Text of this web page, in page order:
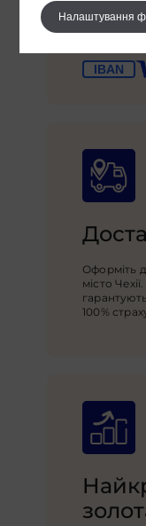
Купуйте
готівкою
Оформіть
місто
100%
Налаштування